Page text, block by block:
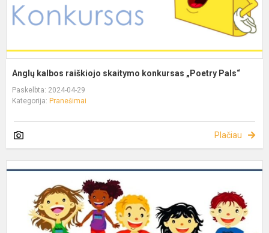
Anglų kalbos raiškiojo skaitymo konkursas „Poetry Pals“
Paskelbta: 2024-04-29
Kategorija: Pranešimai
Plačiau